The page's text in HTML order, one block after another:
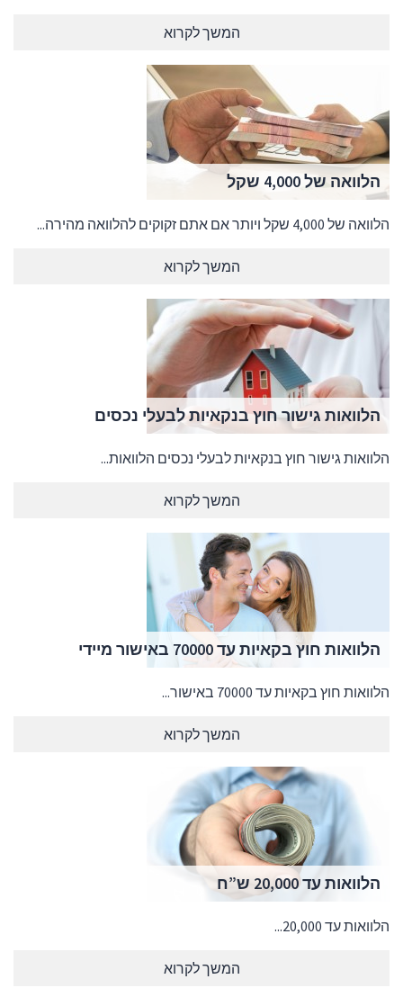
המשך לקרוא
הלוואה של 4,000 שקל
הלוואה של 4,000 שקל ויותר אם אתם זקוקים להלוואה מהירה...
המשך לקרוא
הלוואות גישור חוץ בנקאיות לבעלי נכסים
הלוואות גישור חוץ בנקאיות לבעלי נכסים הלוואות...
המשך לקרוא
הלוואות חוץ בקאיות עד 70000 באישור מיידי
הלוואות חוץ בקאיות עד 70000 באישור...
המשך לקרוא
הלוואות עד 20,000 ש”ח
הלוואות עד 20,000...
המשך לקרוא